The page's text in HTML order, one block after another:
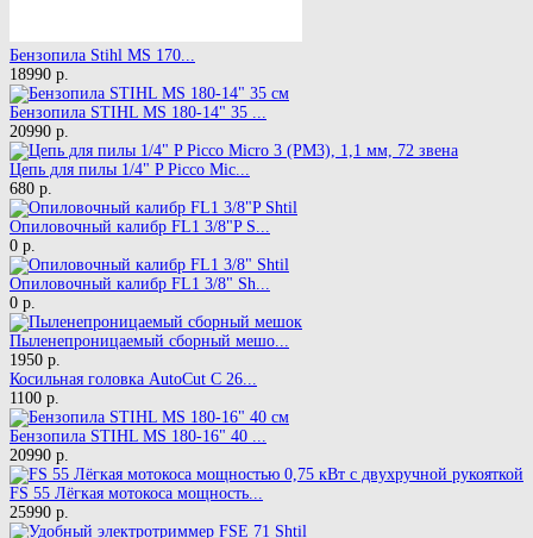
Бензопила Stihl MS 170...
18990 р.
Бензопила STIHL MS 180-14" 35 ...
20990 р.
Цепь для пилы 1/4" P Picco Mic...
680 р.
Опиловочный калибр FL1 3/8"P S...
0 р.
Опиловочный калибр FL1 3/8" Sh...
0 р.
Пыленепроницаемый сборный мешо...
1950 р.
Косильная головка AutoCut C 26...
1100 р.
Бензопила STIHL MS 180-16" 40 ...
20990 р.
FS 55 Лёгкая мотокоса мощность...
25990 р.